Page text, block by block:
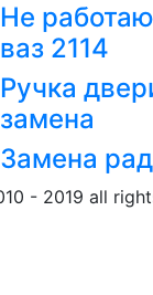
Не
ваз 2114
Ручка
замена
Замена
- 2019 all